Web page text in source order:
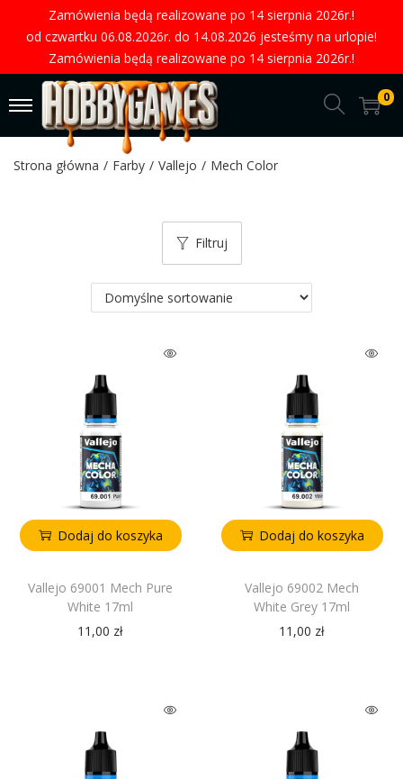
Zamówienia będą realizowane po 14 sierpnia 2026r.!
od czwartku 06.08.2026r. do 14.08.2026 jesteśmy na urlopie!
Zamówienia będą realizowane po 14 sierpnia 2026r.!
0
Strona główna / Farby / Vallejo / Mech Color
Filtruj
Dodaj do koszyka
Vallejo 69001 Mech Pure
White 17ml
11,00 zł
Dodaj do koszyka
Vallejo 69002 Mech
White Grey 17ml
11,00 zł